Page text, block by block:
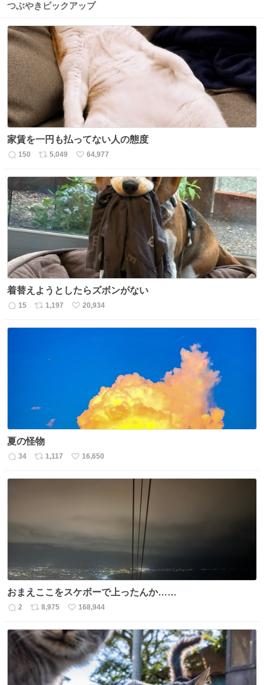
つぶやきピックアップ
家賃を一円も払ってない人の態度
返
150
リ
ト
数
5,049
い
ね
数
64,977
着替えようとしたらズボンがない
返
15
リ
1,197
い
20,934
夏の怪物
返
34
リ
1,117
い
16,650
おまえここをスケボーで上ったんか……
返
数
2
リ
ス
ト
数
8,975
い
ね
数
168,944